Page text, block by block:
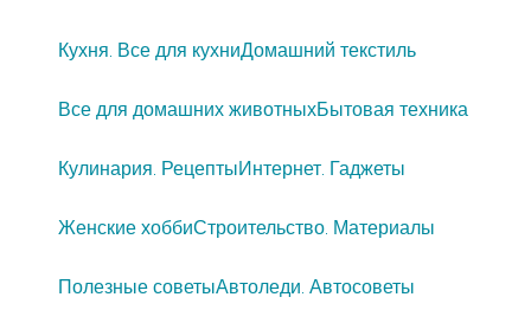
Кухня. Все для кухниДомашний текстиль
Все для домашних животныхБытовая техника
Кулинария. РецептыИнтернет. Гаджеты
Женские хоббиСтроительство. Материалы
Полезные советыАвтоледи. Автосоветы